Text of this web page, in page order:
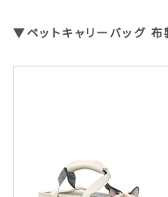
▼ペットキャリーバッグ 布